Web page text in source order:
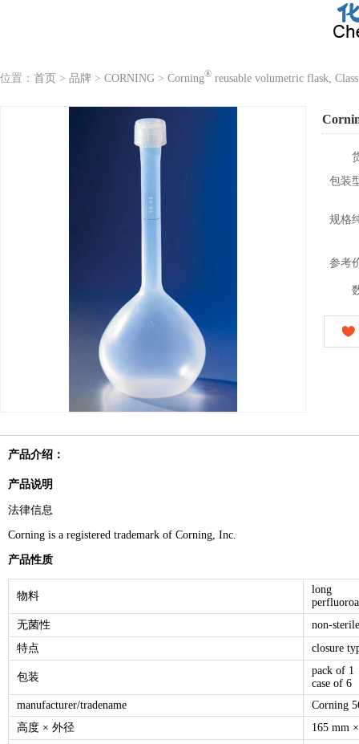
位置： 首页 > 品牌 > CORNING > Corning® reusable volumetric flask,
包装
规格
参考
产品介绍：
产品说明
法律信息
Corning is a registered trademark of Corning, Inc.
产品性质
物料
long
无菌性
non-sterile
特点
closure
包装
pack of 1
case of 6
manufacturer/tradename
Corning
高度 × 外径
165 mm